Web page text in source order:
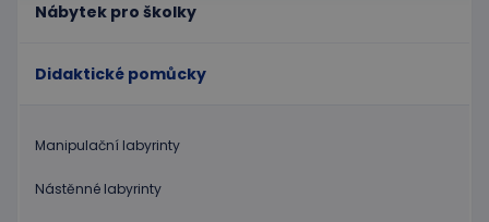
Nábytek pro školky
Didaktické pomůcky
Manipulační labyrinty
Nástěnné labyrinty